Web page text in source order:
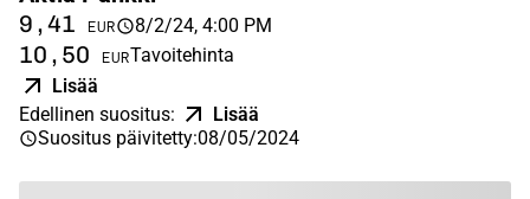
9,41 EUR 8/2/24, 4:00 PM
10,50 EURTavoitehinta
Lisää
Edellinen suositus:
Lisää
Suositus päivitetty:08/05/2024